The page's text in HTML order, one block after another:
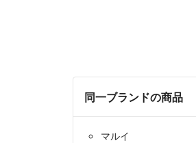
同一ブランドの商品
マルイ